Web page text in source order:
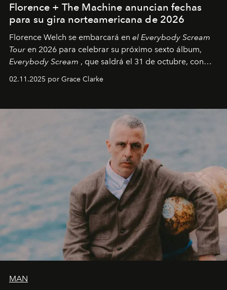
Florence + The Machine anuncian fechas
para su gira norteamericana de 2026
Florence Welch se embarcará en el Everybody Scream
Tour en 2026 para celebrar su próximo sexto álbum,
Everybody Scream , que saldrá el 31 de octubre, con
02.11.2025 por Grace Clarke
MAN